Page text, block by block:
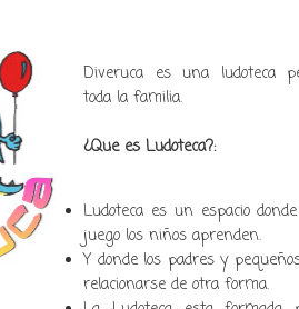
Diveruca es una ludoteca
toda la familia.
¿Que es Ludoteca?:
Ludoteca es un espacio
juego los niños aprenden.
Y donde los padres y
relacionarse de otra forma.